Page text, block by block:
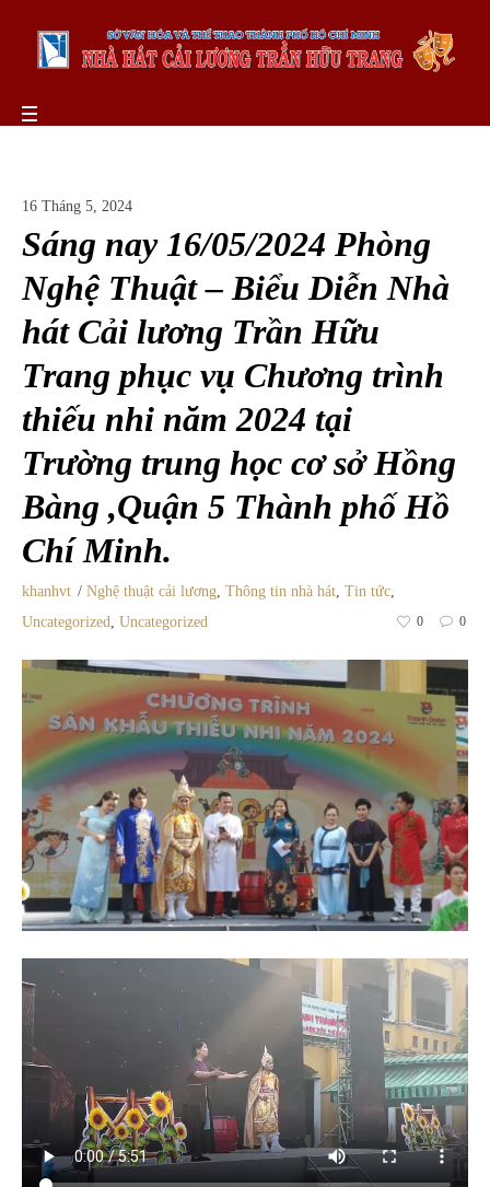
16 Tháng 5, 2024
Sáng nay 16/05/2024 Phòng
Nghệ Thuật – Biểu Diễn Nhà
hát Cải lương Trần Hữu
Trang phục vụ Chương trình
thiếu nhi năm 2024 tại
Trường trung học cơ sở Hồng
Bàng ,Quận 5 Thành phố Hồ
Chí Minh.
khanhvt Nghệ thuật cải lương, Thông tin nhà hát, Tin tức,
Uncategorized, Uncategorized 0 0